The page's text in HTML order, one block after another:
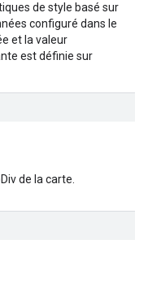
de style basé sur
configuré dans le
et la valeur
est définie sur
de la carte.